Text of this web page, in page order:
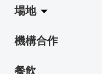
使命與宗旨
藝穗會架構
檔案庫
展覽
演出
活動
Jazz-Go-Central,
LPL
2015-16 藝術場地資
場地
陳麗玲畫廊
奶庫
機構合作
餐飲